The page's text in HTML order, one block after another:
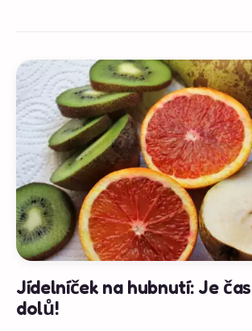
Jídelníček na hubnutí: Je
dolů!